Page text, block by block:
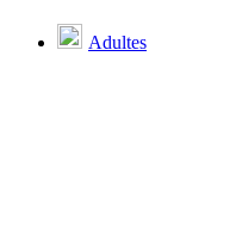
Adultes